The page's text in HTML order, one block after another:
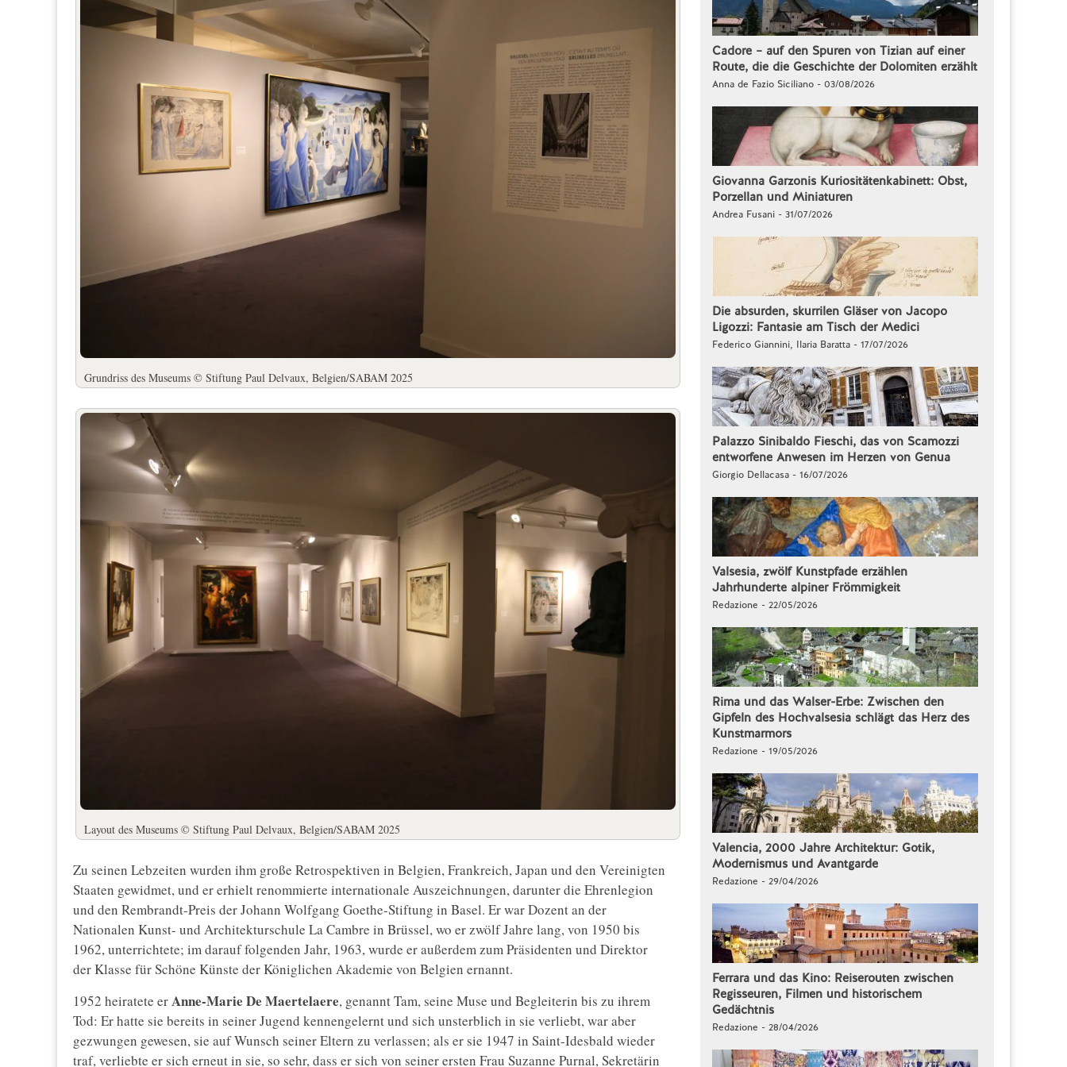
Grundriss des Museums © Stiftung Paul Delvaux, Belgien/SABAM 2025
Layout des Museums © Stiftung Paul Delvaux, Belgien/SABAM 2025
Zu seinen Lebzeiten wurden ihm große Retrospektiven in Belgien, Frankreich, Japan und den Vereinigten
Staaten gewidmet, und er erhielt renommierte internationale Auszeichnungen, darunter die Ehrenlegion
und den Rembrandt-Preis der Johann Wolfgang Goethe-Stiftung in Basel. Er war Dozent an der
Nationalen Kunst- und Architekturschule La Cambre in Brüssel, wo er zwölf Jahre lang, von 1950 bis
1962, unterrichtete; im darauf folgenden Jahr, 1963, wurde er außerdem zum Präsidenten und Direktor
der Klasse für Schöne Künste der Königlichen Akademie von Belgien ernannt.
1952 heiratete erAnne-Marie De Maertelaere, genannt Tam, seine Muse und Begleiterin bis zu ihrem
Tod: Er hatte sie bereits in seiner Jugend kennengelernt und sich unsterblich in sie verliebt, war aber
gezwungen gewesen, sie auf Wunsch seiner Eltern zu verlassen; als er sie 1947 in Saint-Idesbald wieder
traf, verliebte er sich erneut in sie, so sehr, dass er sich von seiner ersten Frau Suzanne Purnal, Sekretärin
Cadore – auf den Spuren von Tizian auf einer
Route, die die Geschichte der Dolomiten erzählt
Anna de Fazio Siciliano - 03/08/2026
Giovanna Garzonis Kuriositätenkabinett: Obst,
Porzellan und Miniaturen
Andrea Fusani - 31/07/2026
Die absurden, skurrilen Gläser von Jacopo
Ligozzi: Fantasie am Tisch der Medici
Federico Giannini, Ilaria Baratta - 17/07/2026
Palazzo Sinibaldo Fieschi, das von Scamozzi
entworfene Anwesen im Herzen von Genua
Giorgio Dellacasa - 16/07/2026
Valsesia, zwölf Kunstpfade erzählen
Jahrhunderte alpiner Frömmigkeit
Redazione - 22/05/2026
Rima und das Walser-Erbe: Zwischen den
Gipfeln des Hochvalsesia schlägt das Herz des
Kunstmarmors
Redazione - 19/05/2026
Valencia, 2000 Jahre Architektur: Gotik,
Modernismus und Avantgarde
Redazione - 29/04/2026
Ferrara und das Kino: Reiserouten zwischen
Regisseuren, Filmen und historischem
Gedächtnis
Redazione - 28/04/2026